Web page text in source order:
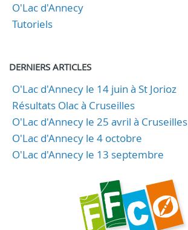
O'Lac d'Annecy
Tutoriels
DERNIERS ARTICLES
O'Lac d'Annecy le 14 juin à St Jorioz
Résultats Olac à Cruseilles
O'Lac d'Annecy le 25 avril à Cruseilles
O'Lac d'Annecy le 4 octobre
O'Lac d'Annecy le 13 septembre